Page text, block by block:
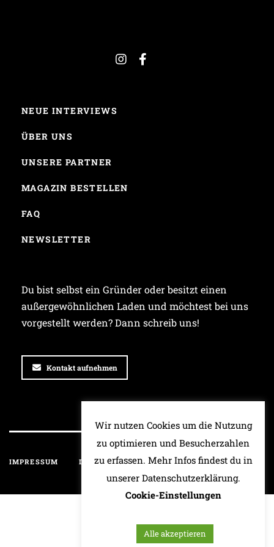
NEUE INTERVIEWS
ÜBER UNS
UNSERE PARTNER
MAGAZIN BESTELLEN
FAQ
NEWSLETTER
Du bist selbst ein Gründer oder besitzt einen
außergewöhnlichen Laden und möchtest bei uns
vorgestellt werden? Dann schreib uns!
Kontakt aufnehmen
IMPRESSUM DATENSCHUTZ HAFTUNGSAUSSCHLUSS
Wir nutzen Cookies um die Nutzung
zu optimieren und Besucherzahlen
zu erfassen. Mehr Infos findest du in
unserer Datenschutzerklärung.
Cookie-Einstellungen
Alle akzeptieren